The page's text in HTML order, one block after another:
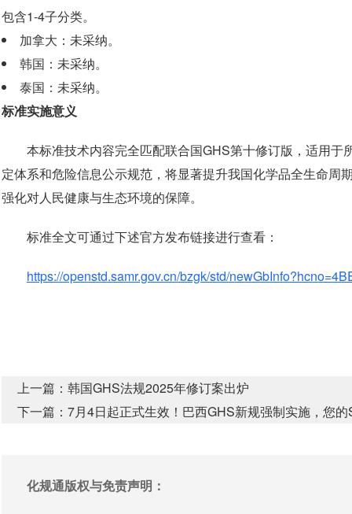
包含1-4子分类。
加拿大：未采纳。
韩国：未采纳。
泰国：未采纳。
标准实施意义
本标准技术内容完全匹配联合国GHS第十修订版，适用
定体系和危险信息公示规范，将显著提升我国化学品全生命周
强化对人民健康与生态环境的保障。
标准全文可通过下述官方发布链接进行查看：
https://openstd.samr.gov.cn/bzgk/std/
上一篇： 韩国GHS法规2025年修订案出炉
下一篇： 7月4日起正式生效！巴西GHS新规强制实施，您
化规通版权与免责声明：